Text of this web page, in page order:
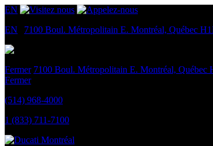
EN
EN
7100 Boul. Métropolitain E. Montréal, Québec
Fermer 7100 Boul. Métropolitain E. Montréal, Québec
Fermer
(514) 968-4000
1 (833) 711-7100